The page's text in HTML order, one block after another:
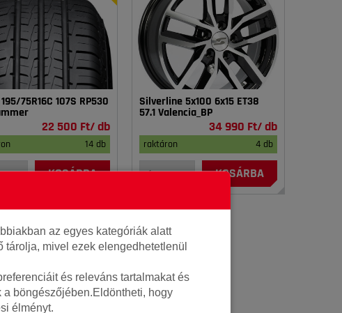
75R16C 107S RP530
22 500 Ft/ db
14 db
KOSÁRBA
Silverline 5x100 6x15 ET38
57.1 Valencia_BP
34 990 Ft/ db
raktáron 4 db
KOSÁRBA
az egyes kategóriák alatt
tárolja, mivel ezek elengedhetetlenül
és releváns tartalmakat és
böngészőjében.Eldöntheti, hogy
élményt.